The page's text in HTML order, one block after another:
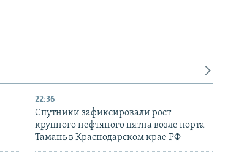
22:36
Спутники зафиксировали рост
крупного нефтяного пятна возле порта
Тамань в Краснодарском крае РФ